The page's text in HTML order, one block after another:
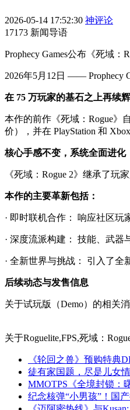
2026-05-14 17:52:30 神评论
17173 新闻导语
Prophecy Games公布《死域
2026年5月12日 —— Prophecy
在 75 万玩家的基石之上再续
本作的前作《死域：Rogue》
价），并在 PlayStation 和
核心手感不变，系统全面进化
《死域：Rogue 2》继承了玩
本作的主要革新包括：
· 即时联机合作： 响应社区玩
· 深度流派构建： 技能、武器
· 全新世界与挑战： 引入了全
后续动态与发售信息
关于试玩版（Demo）的相关
关于Roguelite,FPS,死域：
《轮回之兽》预购特典
徒有家国题，尽是儿女
MMOTPS《全境封锁：
纪念核弹“小男孩”！国